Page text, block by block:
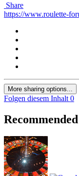
Share
https://www.roulette-
More sharing options...
Folgen diesem Inhalt 0